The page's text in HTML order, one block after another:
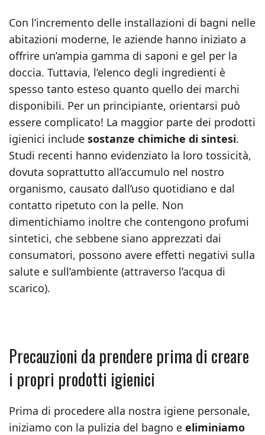
Con l’incremento delle installazioni di bagni nelle
abitazioni moderne, le aziende hanno iniziato a
offrire un’ampia gamma di saponi e gel per la
doccia. Tuttavia, l’elenco degli ingredienti è
spesso tanto esteso quanto quello dei marchi
disponibili. Per un principiante, orientarsi può
essere complicato! La maggior parte dei prodotti
igienici include sostanze chimiche di sintesi.
Studi recenti hanno evidenziato la loro tossicità,
dovuta soprattutto all’accumulo nel nostro
organismo, causato dall’uso quotidiano e dal
contatto ripetuto con la pelle. Non
dimentichiamo inoltre che contengono profumi
sintetici, che sebbene siano apprezzati dai
consumatori, possono avere effetti negativi sulla
salute e sull’ambiente (attraverso l’acqua di
scarico).
Precauzioni da prendere prima di creare
i propri prodotti igienici
Prima di procedere alla nostra igiene personale,
iniziamo con la pulizia del bagno e eliminiamo